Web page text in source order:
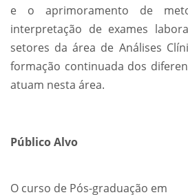
e o aprimoramento de
interpretação de exames
setores da área de Análises
formação continuada dos
atuam nesta área.
Público Alvo
O curso de Pós-graduação em